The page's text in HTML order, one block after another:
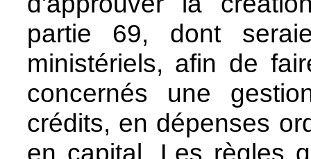
partie 69, dont
ministériels, afin de
concernés une
crédits, en dépenses
en capital. Les règles